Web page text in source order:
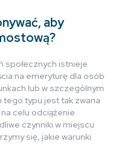
aby
społecznych istnieje
na emeryturę dla osób
lub w szczególnym
typu jest tak zwana
celu odciążenie
czynniki w miejscu
się, jakie warunki